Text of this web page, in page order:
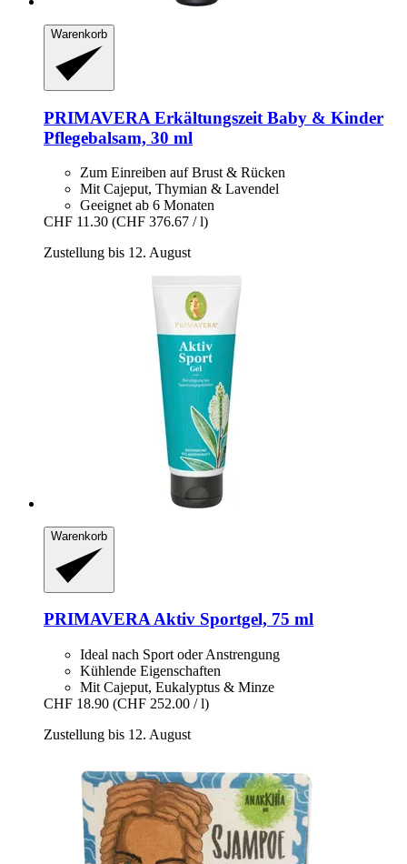
Warenkorb
PRIMAVERA Erkältungszeit Baby & Kinder
Pflegebalsam, 30 ml
Zum Einreiben auf Brust & Rücken
Mit Cajeput, Thymian & Lavendel
Geeignet ab 6 Monaten
CHF 11.30 (CHF 376.67 / l)
Zustellung bis 12. August
Warenkorb
PRIMAVERAAktiv Sportgel, 75 ml
Ideal nach Sport oder Anstrengung
Kühlende Eigenschaften
Mit Cajeput, Eukalyptus & Minze
CHF 18.90 (CHF 252.00 / l)
Zustellung bis 12. August